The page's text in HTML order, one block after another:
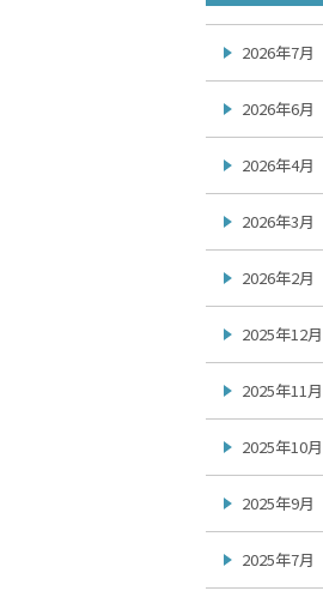
2026年7月
2026年6月
2026年4月
2026年3月
2026年2月
2025年12月
2025年11月
2025年10月
2025年9月
2025年7月